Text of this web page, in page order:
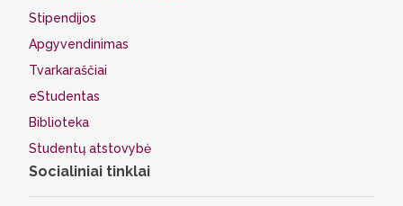
Stipendijos
Apgyvendinimas
Tvarkaraščiai
eStudentas
Biblioteka
Studentų atstovybė
Socialiniai tinklai